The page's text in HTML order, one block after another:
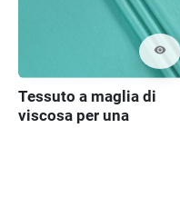
visibility
Tessuto a maglia di
viscosa per una